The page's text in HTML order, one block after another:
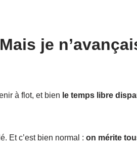
je
à flot, et bien le temps libre
Et c’est bien normal : on mérite